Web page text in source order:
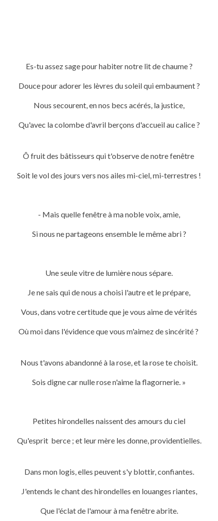
Es-tu assez sage pour habiter notre lit de chaume ?
Douce pour adorer les lèvres du soleil qui embaument ?
Nous secourent, en nos becs acérés, la justice,
Qu'avec la colombe d'avril berçons d'accueil au calice ?
Ô fruit des bâtisseurs qui t'observe de notre fenêtre
Soit le vol des jours vers nos ailes mi-ciel, mi-terrestres !
- Mais quelle fenêtre à ma noble voix, amie,
Si nous ne partageons ensemble le même abri ?
Une seule vitre de lumière nous sépare.
Je ne sais qui de nous a choisi l'autre et le prépare,
Vous, dans votre certitude que je vous aime de vérités
Où moi dans l'évidence que vous m'aimez de sincérité ?
Nous t'avons abandonné à la rose, et la rose te choisit.
Sois digne car nulle rose n'aime la flagornerie. »
Petites hirondelles naissent des amours du ciel
Qu'esprit berce ; et leur mère les donne, providentielles.
Dans mon logis, elles peuvent s'y blottir, confiantes.
J'entends le chant des hirondelles en louanges riantes,
Que l'éclat de l'amour à ma fenêtre abrite.